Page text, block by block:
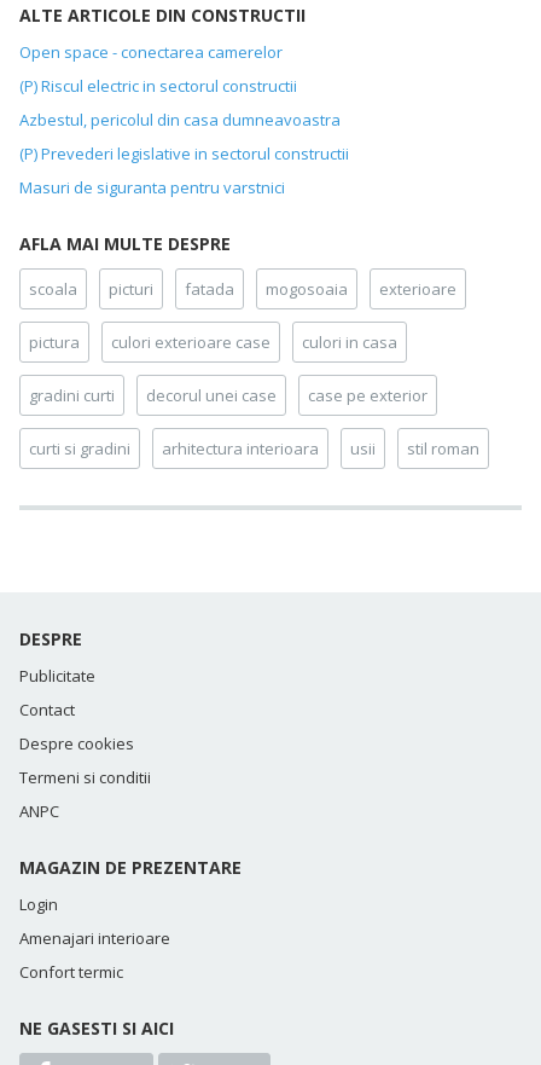
ALTE ARTICOLE DIN CONSTRUCTII
Open space - conectarea camerelor
(P) Riscul electric in sectorul constructii
Azbestul, pericolul din casa dumneavoastra
(P) Prevederi legislative in sectorul constructii
Masuri de siguranta pentru varstnici
AFLA MAI MULTE DESPRE
scoala picturi fatada mogosoaia exterioare
pictura culori exterioare case culori in casa
gradini curti decorul unei case case pe exterior
curti si gradini arhitectura interioara usii stil roman
DESPRE
Publicitate
Contact
Despre cookies
Termeni si conditii
ANPC
MAGAZIN DE PREZENTARE
Login
Amenajari interioare
Confort termic
NE GASESTI SI AICI